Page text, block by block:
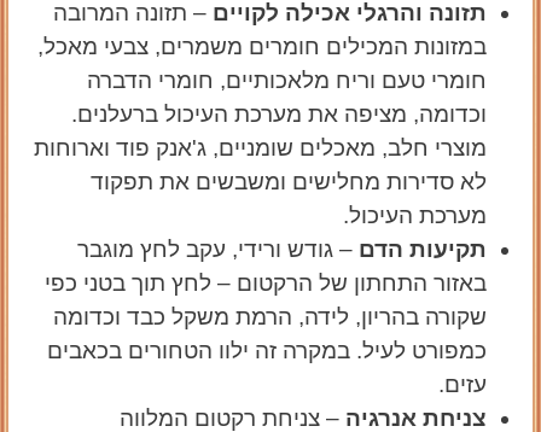
תזונה והרגלי אכילה לקויים – תזונה המרובה
במזונות המכילים חומרים משמרים, צבעי מאכל,
חומרי טעם וריח מלאכותיים, חומרי הדברה
וכדומה, מציפה את מערכת העיכול ברעלנים.
מוצרי חלב, מאכלים שומניים, ג'אנק פוד וארוחות
לא סדירות מחלישים ומשבשים את תפקוד
מערכת העיכול.
תקיעות הדם – גודש ורידי, עקב לחץ מוגבר
באזור התחתון של הרקטום – לחץ תוך בטני כפי
שקורה בהריון, לידה, הרמת משקל כבד וכדומה
כמפורט לעיל. במקרה זה ילוו הטחורים בכאבים
עזים.
צניחת אנרגיה – צניחת רקטום המלווה